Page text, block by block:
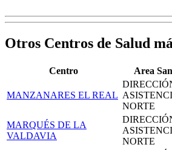
Otros Centros de Salud
Centro Area
MANZANARES EL REAL
NORTE
MARQUÉS DE LA
VALDAVIA
NORTE